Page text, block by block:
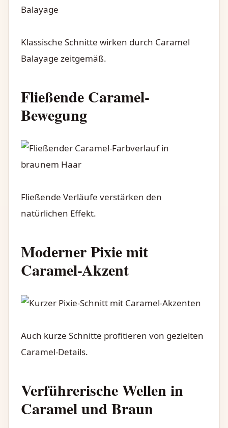
Klassische Schnitte wirken durch Caramel
Balayage zeitgemäß.
Fließende Caramel-
Bewegung
Fließende Verläufe verstärken den
natürlichen Effekt.
Moderner Pixie mit
Caramel-Akzent
Auch kurze Schnitte profitieren von gezielten
Caramel-Details.
Verführerische Wellen in
Caramel und Braun